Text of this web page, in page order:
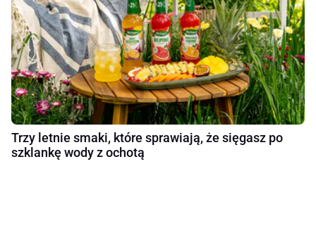
Trzy letnie smaki, które sprawiają, że sięgasz po
szklankę wody z ochotą